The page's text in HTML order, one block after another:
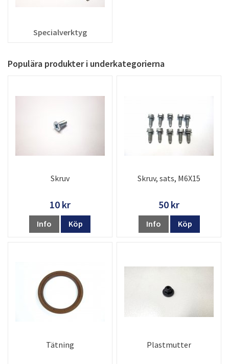
Specialverktyg
Populära produkter i underkategorierna
Skruv
10 kr
Info Köp
Skruv, sats, M6X15
50 kr
Info Köp
Tätning Plastmutter